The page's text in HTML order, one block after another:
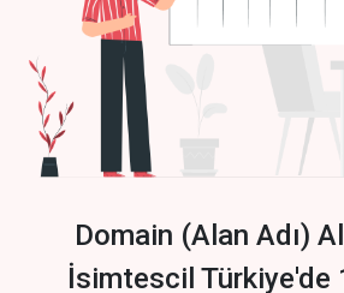
Domain (Alan Adı)
İsimtescil Türkiye'de